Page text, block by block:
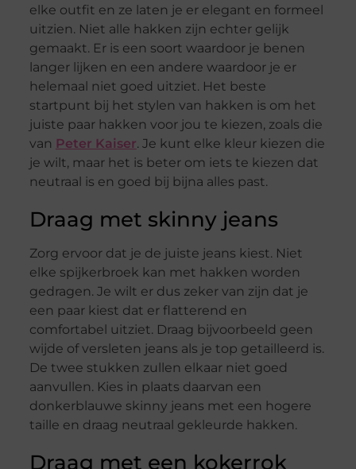
elke outfit en ze laten je er elegant en formeel
uitzien. Niet alle hakken zijn echter gelijk
gemaakt. Er is een soort waardoor je benen
langer lijken en een andere waardoor je er
helemaal niet goed uitziet. Het beste
startpunt bij het stylen van hakken is om het
juiste paar hakken voor jou te kiezen, zoals die
van Peter Kaiser. Je kunt elke kleur kiezen die
je wilt, maar het is beter om iets te kiezen dat
neutraal is en goed bij bijna alles past.
Draag met skinny jeans
Zorg ervoor dat je de juiste jeans kiest. Niet
elke spijkerbroek kan met hakken worden
gedragen. Je wilt er dus zeker van zijn dat je
een paar kiest dat er flatterend en
comfortabel uitziet. Draag bijvoorbeeld geen
wijde of versleten jeans als je top getailleerd is.
De twee stukken zullen elkaar niet goed
aanvullen. Kies in plaats daarvan een
donkerblauwe skinny jeans met een hogere
taille en draag neutraal gekleurde hakken.
Draag met een kokerrok